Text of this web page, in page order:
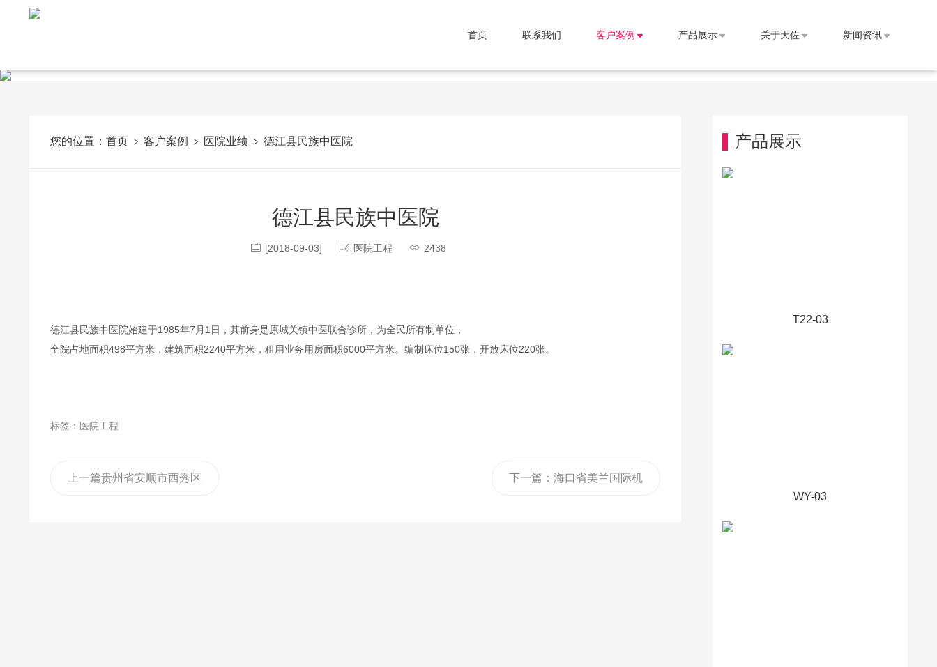
首页 联系我们 客户案例 产品展示 关于天佐 新闻资讯
您的位置： 首页 客户案例 医院业绩 德江县民族中医院
德江县民族中医院
[2018-09-03] 医院工程 2438
德江县民族中医院始建于1985年7月1日，其前身是原城关镇中医联合诊所，为全民所有制单位，
全院占地面积498平方米，建筑面积2240平方米，租用业务用房面积6000平方米。编制床位150张，开放床位220张。
标签：医院工程
上一篇贵州省安顺市西秀区 下一篇： 海口省美兰国际机
产品展示
T22-03
WY-03